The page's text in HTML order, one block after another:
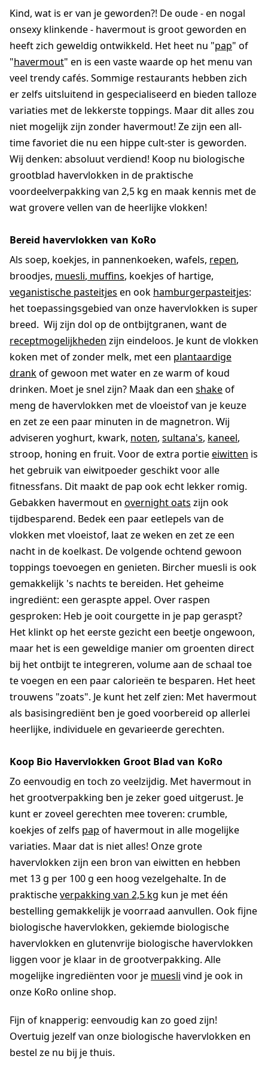
Kind, wat is er van je geworden?! De oude - en nogal
onsexy klinkende - havermout is groot geworden en
heeft zich geweldig ontwikkeld. Het heet nu "pap" of
"havermout" en is een vaste waarde op het menu van
veel trendy cafés. Sommige restaurants hebben zich
er zelfs uitsluitend in gespecialiseerd en bieden talloze
variaties met de lekkerste toppings. Maar dit alles zou
niet mogelijk zijn zonder havermout! Ze zijn een all-
time favoriet die nu een hippe cult-ster is geworden.
Wij denken: absoluut verdiend! Koop nu biologische
grootblad havervlokken in de praktische
voordeelverpakking van 2,5 kg en maak kennis met de
wat grovere vellen van de heerlijke vlokken!
Bereid havervlokken van KoRo
Als soep, koekjes, in pannenkoeken, wafels, repen,
broodjes, muesli, muffins, koekjes of hartige,
veganistische pasteitjes en ook hamburgerpasteitjes:
het toepassingsgebied van onze havervlokken is super
breed. Wij zijn dol op de ontbijtgranen, want de
receptmogelijkheden zijn eindeloos. Je kunt de vlokken
koken met of zonder melk, met een plantaardige
drankof gewoon met water en ze warm of koud
drinken. Moet je snel zijn? Maak dan een shakeof
meng de havervlokken met de vloeistof van je keuze
en zet ze een paar minuten in de magnetron. Wij
adviseren yoghurt, kwark, noten, sultana's, kaneel,
stroop, honing en fruit. Voor de extra portieeiwitten is
het gebruik van eiwitpoeder geschikt voor alle
fitnessfans. Dit maakt de pap ook echt lekker romig.
Gebakken havermout en overnight oats zijn ook
tijdbesparend. Bedek een paar eetlepels van de
vlokken met vloeistof, laat ze weken en zet ze een
nacht in de koelkast. De volgende ochtend gewoon
toppings toevoegen en genieten. Bircher muesli is ook
gemakkelijk 's nachts te bereiden. Het geheime
ingrediënt: een geraspte appel. Over raspen
gesproken: Heb je ooit courgette in je pap geraspt?
Het klinkt op het eerste gezicht een beetje ongewoon,
maar het is een geweldige manier om groenten direct
bij het ontbijt te integreren, volume aan de schaal toe
te voegen en een paar calorieën te besparen. Het heet
trouwens "zoats". Je kunt het zelf zien: Met havermout
als basisingrediënt ben je goed voorbereid op allerlei
heerlijke, individuele en gevarieerde gerechten.
Koop Bio Havervlokken Groot Blad van KoRo
Zo eenvoudig en toch zo veelzijdig. Met havermout in
het grootverpakking ben je zeker goed uitgerust. Je
kunt er zoveel gerechten mee toveren: crumble,
koekjes of zelfs pap of havermout in alle mogelijke
variaties. Maar dat is niet alles! Onze grote
havervlokken zijn een bron van eiwitten en hebben
met 13 g per 100 g een hoog vezelgehalte. In de
praktischeverpakking van 2,5 kg kun je met één
bestelling gemakkelijk je voorraad aanvullen. Ook fijne
biologische havervlokken, gekiemde biologische
havervlokken en glutenvrije biologische havervlokken
liggen voor je klaar in de grootverpakking. Alle
mogelijke ingrediënten voor je muesli vind je ook in
onze KoRo online shop.
Fijn of knapperig: eenvoudig kan zo goed zijn!
Overtuig jezelf van onze biologische havervlokken en
bestel ze nu bij je thuis.